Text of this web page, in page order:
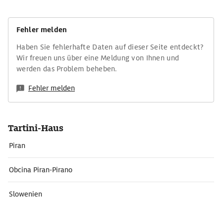
Fehler melden
Haben Sie fehlerhafte Daten auf dieser Seite entdeckt?
Wir freuen uns über eine Meldung von Ihnen und
werden das Problem beheben.
Fehler melden
Tartini-Haus
Piran
Obcina Piran-Pirano
Slowenien